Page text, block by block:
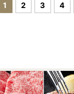
1 2 3 4